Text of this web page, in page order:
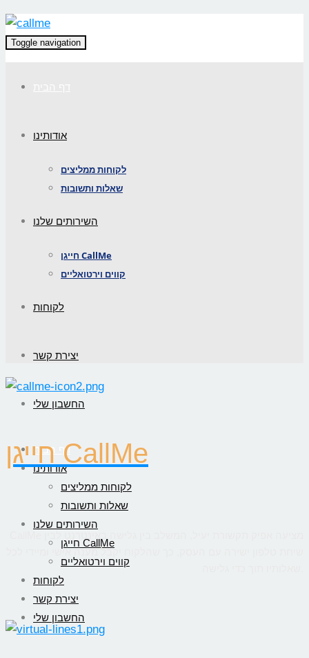
Toggle navigation
אודותינו
לקוחות ממליצים
שאלות ותשובות
השירותים שלנו
חייגן CallMe
קווים וירטואליים
לקוחות
יצירת קשר
החשבון שלי
דף הבית
אודותינו
לקוחות ממליצים
שאלות ותשובות
השירותים שלנו
חייגן CallMe
קווים וירטואליים
לקוחות
יצירת קשר
החשבון שלי
חייגן CallMe
שיחת טלפון ישירה עם העסק, כך שהלקוח יקבל מענה אישי ומיידי לכל